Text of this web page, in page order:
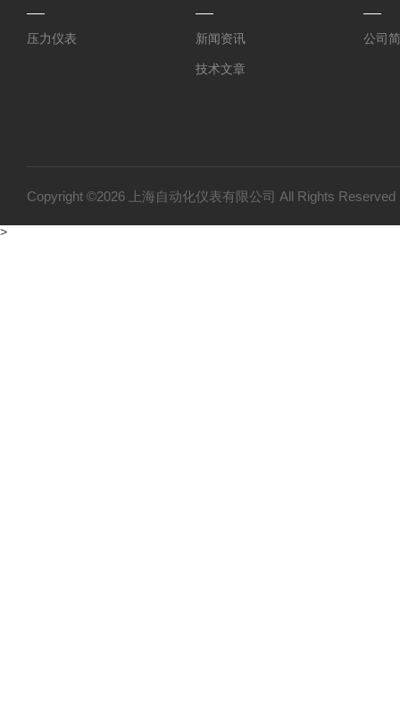
压力仪表 新闻资讯
技术文章
公司
Copyright ©2026 上海自动化仪表有限公司 All Rights
>